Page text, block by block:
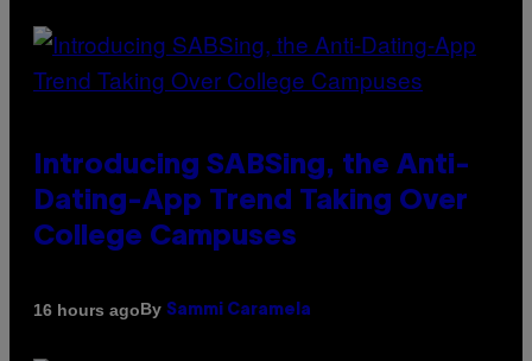
Introducing SABSing, the Anti-
Dating-App Trend Taking Over
College Campuses
16 hours agoBy Sammi Caramela